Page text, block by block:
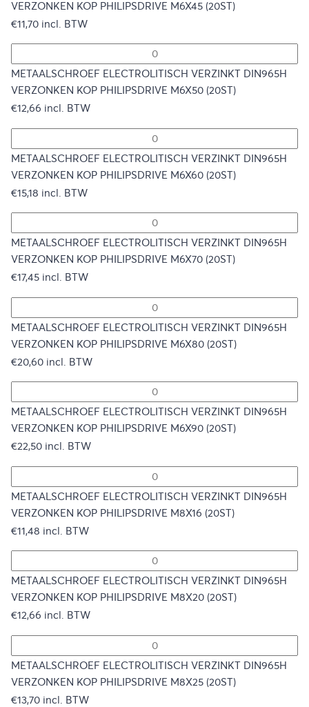
VERZONKEN KOP PHILIPSDRIVE M6X45 (20ST)
€11,70 incl. BTW
METAALSCHROEF ELECTROLITISCH VERZINKT DIN965H
VERZONKEN KOP PHILIPSDRIVE M6X50 (20ST)
€12,66 incl. BTW
METAALSCHROEF ELECTROLITISCH VERZINKT DIN965H
VERZONKEN KOP PHILIPSDRIVE M6X60 (20ST)
€15,18 incl. BTW
METAALSCHROEF ELECTROLITISCH VERZINKT DIN965H
VERZONKEN KOP PHILIPSDRIVE M6X70 (20ST)
€17,45 incl. BTW
METAALSCHROEF ELECTROLITISCH VERZINKT DIN965H
VERZONKEN KOP PHILIPSDRIVE M6X80 (20ST)
€20,60 incl. BTW
METAALSCHROEF ELECTROLITISCH VERZINKT DIN965H
VERZONKEN KOP PHILIPSDRIVE M6X90 (20ST)
€22,50 incl. BTW
METAALSCHROEF ELECTROLITISCH VERZINKT DIN965H
VERZONKEN KOP PHILIPSDRIVE M8X16 (20ST)
€11,48 incl. BTW
METAALSCHROEF ELECTROLITISCH VERZINKT DIN965H
VERZONKEN KOP PHILIPSDRIVE M8X20 (20ST)
€12,66 incl. BTW
METAALSCHROEF ELECTROLITISCH VERZINKT DIN965H
VERZONKEN KOP PHILIPSDRIVE M8X25 (20ST)
€13,70 incl. BTW